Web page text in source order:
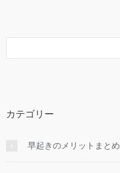
カテゴリー
早起きのメリットまとめ